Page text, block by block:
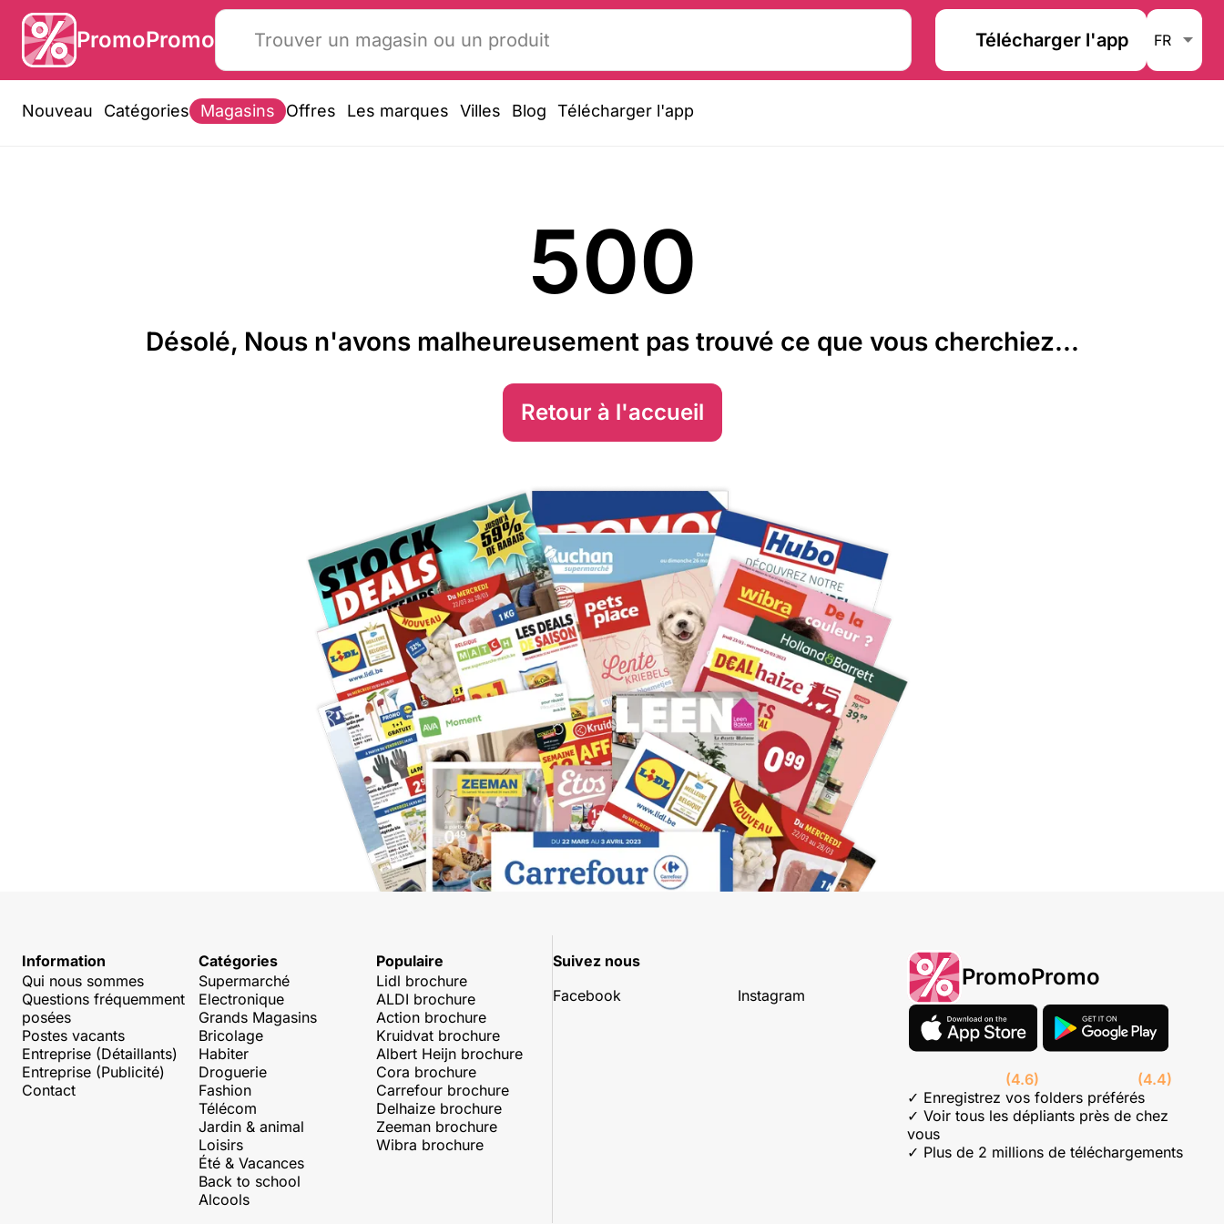
PromoPromo Télécharger l'app
Nouveau Catégories Magasins Offres Les marques Villes Blog Télécharger l'app
500
Désolé, Nous n'avons malheureusement pas trouvé ce que vous cherchiez...
Retour à l'accueil
Information
Qui nous sommes
Questions fréquemment
posées
Postes vacants
Entreprise (Détaillants)
Entreprise (Publicité)
Contact
Catégories
Supermarché
Electronique
Grands Magasins
Bricolage
Habiter
Droguerie
Fashion
Télécom
Jardin & animal
Loisirs
Été & Vacances
Back to school
Alcools
Populaire
Lidl brochure
ALDI brochure
Action brochure
Kruidvat brochure
Albert Heijn brochure
Cora brochure
Carrefour brochure
Delhaize brochure
Zeeman brochure
Wibra brochure
Suivez nous
Facebook
Instagram
PromoPromo
(4.6)
(4.4)
✓ Enregistrez vos folders préférés
✓ Voir tous les dépliants près de chez
vous
✓ Plus de 2 millions de téléchargements